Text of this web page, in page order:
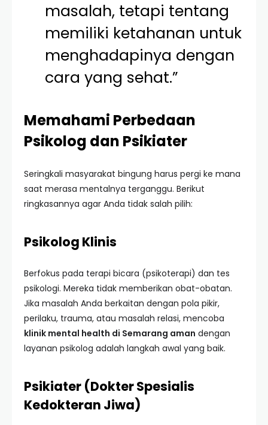
masalah, tetapi tentang
memiliki ketahanan untuk
menghadapinya dengan
cara yang sehat.”
Memahami Perbedaan
Psikolog dan Psikiater
Seringkali masyarakat bingung harus pergi ke mana
saat merasa mentalnya terganggu. Berikut
ringkasannya agar Anda tidak salah pilih:
Psikolog Klinis
Berfokus pada terapi bicara (psikoterapi) dan tes
psikologi. Mereka tidak memberikan obat-obatan.
Jika masalah Anda berkaitan dengan pola pikir,
perilaku, trauma, atau masalah relasi, mencoba
klinik mental health di Semarang aman dengan
layanan psikolog adalah langkah awal yang baik.
Psikiater (Dokter Spesialis
Kedokteran Jiwa)